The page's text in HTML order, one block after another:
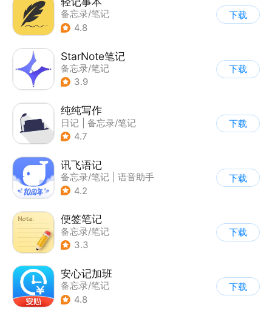
备忘录/笔记
4.8
下载
StarNote笔记
备忘录/笔记
3.9
下载
纯纯写作
日记
备忘录/笔记
4.7
下载
讯飞语记
备忘录/笔记
语音助手
4.2
下载
便签笔记
备忘录/笔记
3.3
下载
安心记加班
备忘录/笔记
4.8
下载